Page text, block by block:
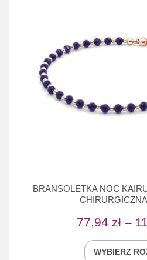
BRANSOLETKA NOC
77,94 zł –
WYBIERZ